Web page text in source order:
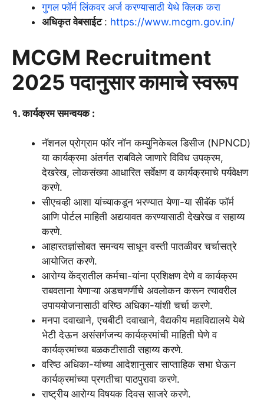
गुगल फॉर्म लिंकवर अर्ज करण्यासाठी येथे क्लिक करा
अधिकृत वेबसाईट : https://www.mcgm.gov.in/
MCGM Recruitment
2025 पदानुसार कामाचे स्वरूप
१. कार्यक्रम समन्वयक :
नॅशनल प्रोग्राम फॉर नॉन कम्युनिकेबल डिसीज (NPNCD)
या कार्यक्रमा अंतर्गत राबविले जाणारे विविध उपक्रम,
देखरेख, लोकसंख्या आधारित सर्वेक्षण व कार्यक्रमाचे पर्यवेक्षण
करणे.
सीएचव्ही आशा यांच्याकडून भरण्यात येणा-या सीबॅक फॉर्म
आणि पोर्टल माहिती अद्ययावत करण्यासाठी देखरेख व सहाय्य
करणे.
आहारतज्ञांसोबत समन्वय साधून वस्ती पातळीवर चर्चासत्रे
आयोजित करणे.
आरोग्य केंद्रातील कर्मचा-यांना प्रशिक्षण देणे व कार्यक्रम
राबवताना येणाऱ्या अडचणर्णीचे अवलोकन करून त्यावरील
उपाययोजनासाठी वरिष्ठ अधिका-यांशी चर्चा करणे.
मनपा दवाखाने, एचबीटी दवाखाने, वैद्यकीय महाविद्यालये येथे
भेटी देऊन असंसर्गजन्य कार्यक्रमांची माहिती घेणे व
कार्यक्रमांच्या बळकटीसाठी सहाय्य करणे.
वरिष्ठ अधिका-यांच्या आदेशानुसार साप्ताहिक सभा घेऊन
कार्यक्रमांच्या प्रगतीचा पाठपुरावा करणे.
राष्ट्रीय आरोग्य विषयक दिवस साजरे करणे.